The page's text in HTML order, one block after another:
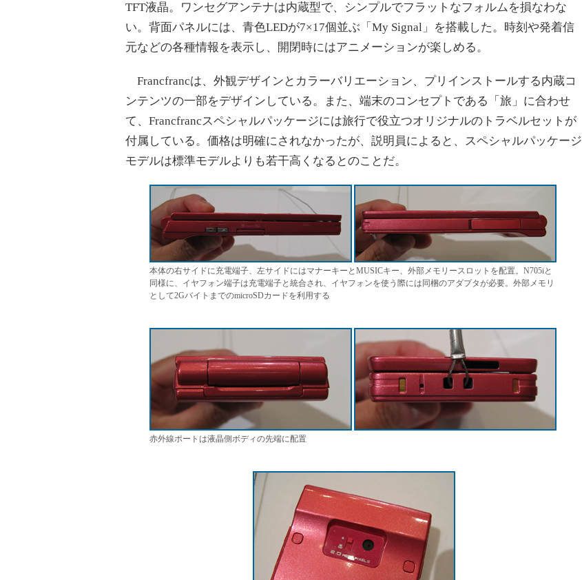
TFT液晶。ワンセグアンテナは内蔵型で、シンプルでフラットなフォルムを損なわな
い。背面パネルには、青色LEDが7×17個並ぶ「My Signal」を搭載した。時刻や発着信
元などの各種情報を表示し、開閉時にはアニメーションが楽しめる。
Francfrancは、外観デザインとカラーバリエーション、プリインストールする内蔵コ
ンテンツの一部をデザインしている。また、端末のコンセプトである「旅」に合わせ
て、Francfrancスペシャルパッケージには旅行で役立つオリジナルのトラベルセットが
付属している。価格は明確にされなかったが、説明員によると、スペシャルパッケージ
モデルは標準モデルよりも若干高くなるとのことだ。
本体の右サイドに充電端子、左サイドにはマナーキーとMUSICキー、外部メモリースロットを配置。N705iと
同様に、イヤフォン端子は充電端子と統合され、イヤフォンを使う際には同梱のアダプタが必要。外部メモリ
として2GバイトまでのmicroSDカードを利用する
赤外線ポートは液晶側ボディの先端に配置